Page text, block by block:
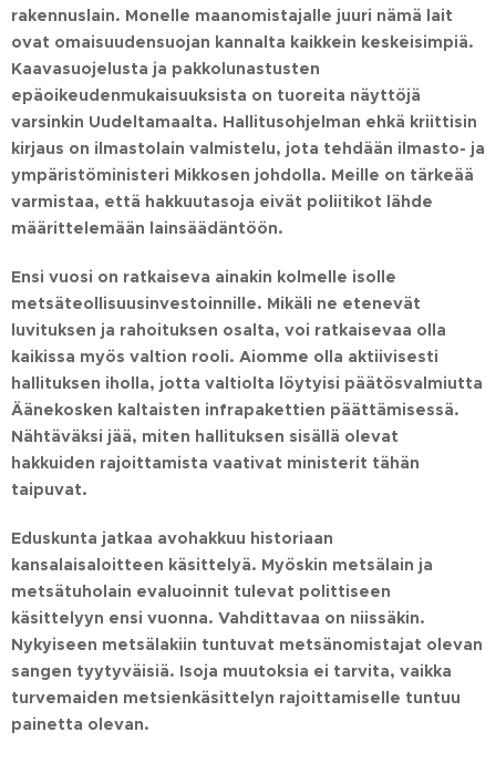
rakennuslain. Monelle maanomistajalle juuri nämä lait
ovat omaisuudensuojan kannalta kaikkein keskeisimpiä.
Kaavasuojelusta ja pakkolunastusten
epäoikeudenmukaisuuksista on tuoreita näyttöjä
varsinkin Uudeltamaalta. Hallitusohjelman ehkä kriittisin
kirjaus on ilmastolain valmistelu, jota tehdään ilmasto- ja
ympäristöministeri Mikkosen johdolla. Meille on tärkeää
varmistaa, että hakkuutasoja eivät poliitikot lähde
määrittelemään lainsäädäntöön.
Ensi vuosi on ratkaiseva ainakin kolmelle isolle
metsäteollisuusinvestoinnille. Mikäli ne etenevät
luvituksen ja rahoituksen osalta, voi ratkaisevaa olla
kaikissa myös valtion rooli. Aiomme olla aktiivisesti
hallituksen iholla, jotta valtiolta löytyisi päätösvalmiutta
Äänekosken kaltaisten infrapakettien päättämisessä.
Nähtäväksi jää, miten hallituksen sisällä olevat
hakkuiden rajoittamista vaativat ministerit tähän
taipuvat.
Eduskunta jatkaa avohakkuu historiaan
kansalaisaloitteen käsittelyä. Myöskin metsälain ja
metsätuholain evaluoinnit tulevat polittiseen
käsittelyyn ensi vuonna. Vahdittavaa on niissäkin.
Nykyiseen metsälakiin tuntuvat metsänomistajat olevan
sangen tyytyväisiä. Isoja muutoksia ei tarvita, vaikka
turvemaiden metsienkäsittelyn rajoittamiselle tuntuu
painetta olevan.